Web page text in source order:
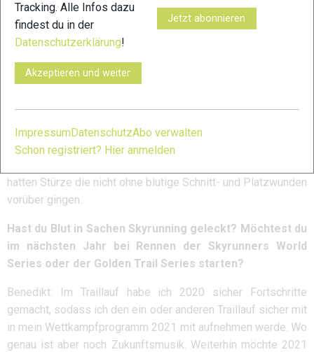
Wie empfandest du die Strecken? Das Wetter hat euch
ja einiges abverlangt.
Benedikt: Ich habe noch nie eine technisch anspruchsvollere
mehrtägigen Regen völlig aufgeweicht – das hat mich ganz
schön zu schaffen gemacht. Die Steilheit des Geländes war
eher normal. Gefährlich war hingegen das zum Teil sehr
hatten Stürze die nicht ohne blutige Schnitt- und Platzwunden
vorüber gingen.
Hast du Blut in Sachen Skyrunning geleckt? Möchtest du
im nächsten Jahr bei Rennen der Skyrunners World
Series oder der Golden Trail Series starten?
Benedikt: Im Traillauf habe ich 2020 sicher Fortschritte
gemacht, sodass ich den ein oder anderen Traillauf sicher mit
in mein Wettkampfprogramm 2021 mit aufnehmen werde. Wo
genau ist aber noch Zukunftsmusik. Weiterhin möchte 2021
Tracking. Alle Infos dazu
findest du in der
Datenschutzerklärung!
Akzeptieren und weiter
Jetzt abonnieren
ImpressumDatenschutzAbo verwalten
Schon registriert? Hier anmelden